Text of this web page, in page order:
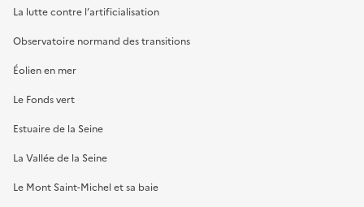
La lutte contre l’artificialisation
Observatoire normand des transitions
Éolien en mer
Le Fonds vert
Estuaire de la Seine
La Vallée de la Seine
Le Mont Saint-Michel et sa baie